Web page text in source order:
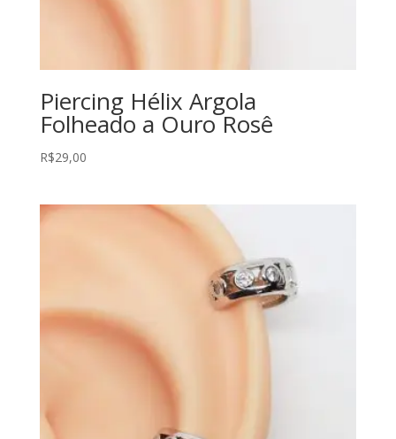
Piercing Hélix Argola
Folheado a Ouro Rosê
R$29,00